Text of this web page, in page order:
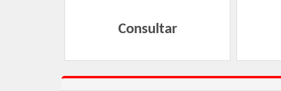
Consultar